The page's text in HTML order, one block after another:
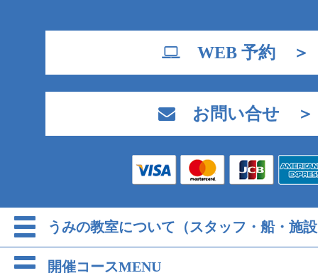
WEB 予約 ＞
お問い合せ ＞
うみの教室について（スタッフ・船・施
開催コースMENU